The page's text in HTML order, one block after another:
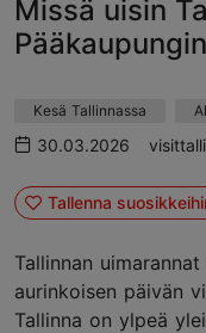
Missä uisin
Kesä Tallinnassa
30.03.2026
Tallenna
Tallinnan
aurinkoisen päivän
Tallinna on ylpeä